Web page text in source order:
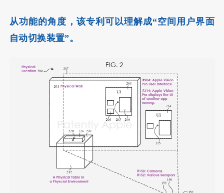
从功能的角度，该专利可以理解成“空间用户界面
自动切换装置”。